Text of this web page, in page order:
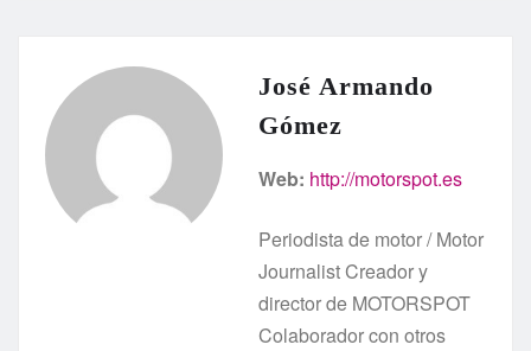
José Armando
Gómez
Web: http://motorspot.es
Periodista de motor / Motor
Journalist Creador y
director de MOTORSPOT
Colaborador con otros